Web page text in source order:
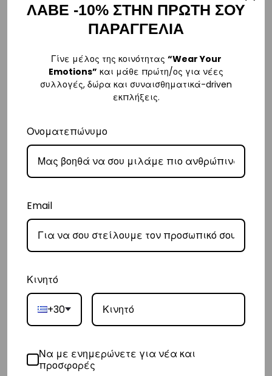
– Η συνεργαζόμενη εταιρεία ταχυμεταφορών,Courier Center
αναλάβει την παράδοσή σας.
– Οι χρόνοι παράδοσης συνήθως κυμαίνονται από 1-3 εργάσιμες
Ελλάδα με extra χρέωση€2
Κύπρος
– Τα έξοδα αποστολής για Κύπρο είναι στα€16.
– Οι χρόνοι παράδοσης κυμαίνονται συνήθως από 2-7 εργάσιμες
ημέρες.
Ευρώπη
– Τα έξοδα αποστολής για όλο την Ευρώπη είναι στα
– Η συνεργαζόμενη εταιρεία ταχυμεταφορών,
, θα αναλάβει την
– Οι χρόνοι παράδοσης κυμαίνονται συνήθως από 3-8 εργάσιμες
ΛΑΒΕ -10% ΣΤΗΝ ΠΡΩΤΗ ΣΟΥ
ΠΑΡΑΓΓΕΛΙΑ
Γίνε μέλος της κοινότητας “Wear Your
Emotions” και μάθε πρώτη/ος για νέες
συλλογές, δώρα και συναισθηματικά-driven
εκπλήξεις.
Ονοματεπώνυμο
Email
Κινητό
+30
Να με ενημερώνετε για νέα και
προσφορές